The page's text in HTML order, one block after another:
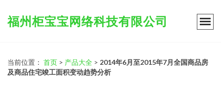
福州柜宝宝网络科技有限公司
当前位置： 首页 > 产品大全 > 2014年6月至2015年7月全国商品房
及商品住宅竣工面积变动趋势分析